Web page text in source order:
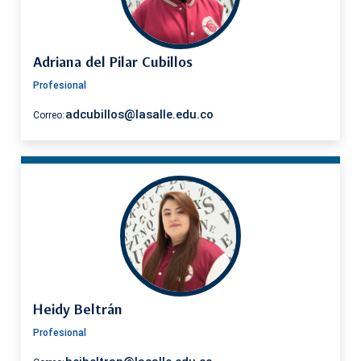
Adriana del Pilar Cubillos
Profesional
Correo: adcubillos@lasalle.edu.co
Heidy Beltrán
Profesional